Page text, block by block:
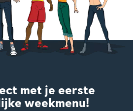
met je eerste
weekmenu!